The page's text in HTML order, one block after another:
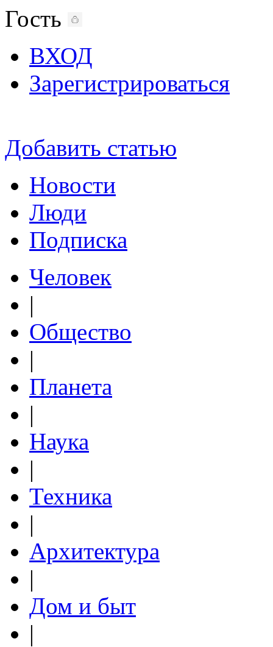
Гость
ВХОД
Зарегистрироваться
Добавить статью
Новости
Люди
Подписка
Человек
|
Общество
|
Планета
|
Наука
|
Техника
|
Архитектура
|
Дом и быт
|